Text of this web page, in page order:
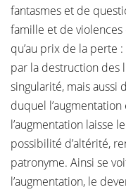
fantasmes et de
famille et de violences
qu’au prix de la perte :
par la destruction des
singularité, mais aussi
duquel
l’augmentation laisse
possibilité d’altérité,
patronyme. Ainsi se
l’augmentation, le